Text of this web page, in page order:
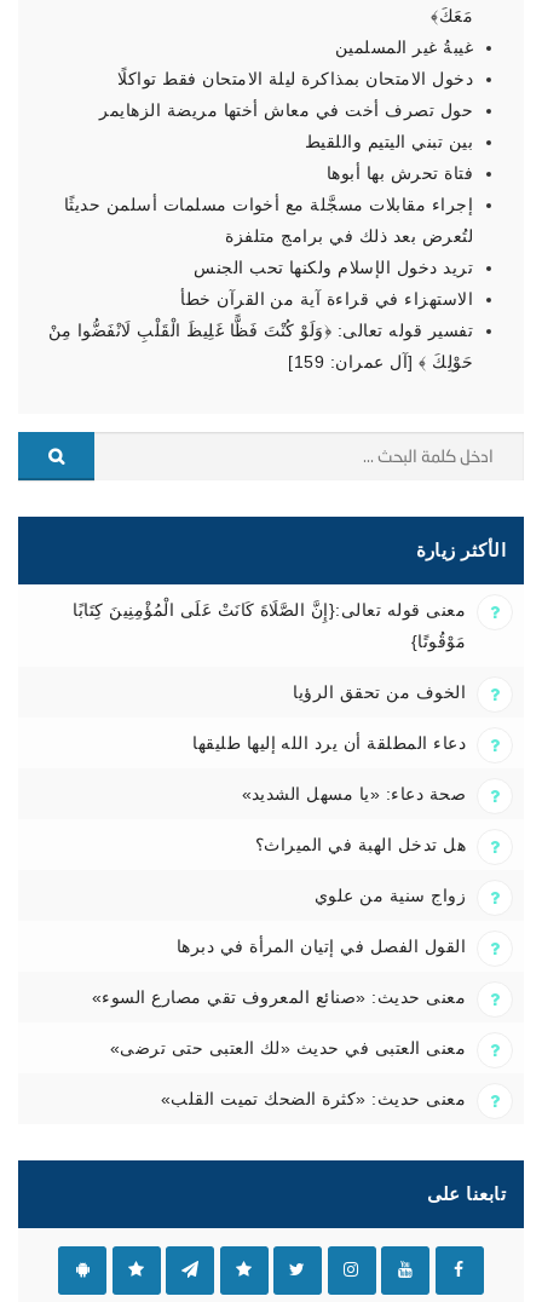
مَعَكَ﴾
غيبةُ غير المسلمين
دخول الامتحان بمذاكرة ليلة الامتحان فقط تواكلًا
حول تصرف أخت في معاش أختها مريضة الزهايمر
بين تبني اليتيم واللقيط
فتاة تحرش بها أبوها
إجراء مقابلات مسجَّلة مع أخوات مسلمات أسلمن حديثًا
لتُعرض بعد ذلك في برامج متلفزة
تريد دخول الإسلام ولكنها تحب الجنس
الاستهزاء في قراءة آية من القرآن خطأ
تفسير قوله تعالى: ﴿وَلَوْ كُنْتَ فَظًّا غَلِيظَ الْقَلْبِ لَانْفَضُّوا مِنْ
حَوْلِكَ ﴾ [آل عمران: 159]
الأكثر زيارة
معنى قوله تعالى:{إِنَّ الصَّلَاةَ كَانَتْ عَلَى الْمُؤْمِنِينَ كِتَابًا
مَوْقُوتًا}
الخوف من تحقق الرؤيا
دعاء المطلقة أن يرد الله إليها طليقها
صحة دعاء: «يا مسهل الشديد»
هل تدخل الهبة في الميراث؟
زواج سنية من علوي
القول الفصل في إتيان المرأة في دبرها
معنى حديث: «صنائع المعروف تقي مصارع السوء»
معنى العتبى في حديث «لك العتبى حتى ترضى»
معنى حديث: «كثرة الضحك تميت القلب»
تابعنا على